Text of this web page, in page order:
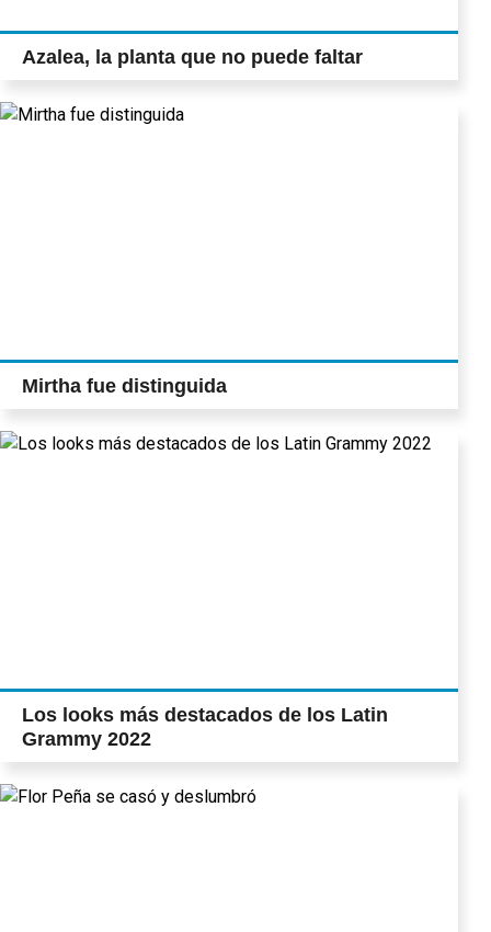
Azalea, la planta que no puede faltar
Mirtha fue distinguida
Los looks más destacados de los Latin
Grammy 2022